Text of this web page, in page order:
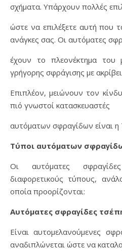
σχήματα. Υπάρχουν πολλές
ώστε να επιλέξετε αυτή που
ανάγκες σας. Οι αυτόματες
έχουν το πλεονέκτημα του
γρήγορης σφράγισης με
Επιπλέον, μειώνουν τον
πιό γνωστοί κατασκευαστές
αυτόματων σφραγίδων είναι η
Τύποι αυτόματων
Οι αυτόματες
διαφορετικούς τύπους,
οποία προορίζονται:
Αυτόματες σφραγίδες
Είναι αυτομελανούμενες
αναδιπλώνεται ώστε να